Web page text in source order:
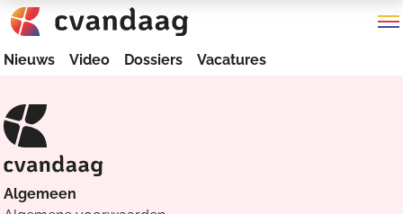
Nieuws Video Dossiers Vacatures
Algemeen